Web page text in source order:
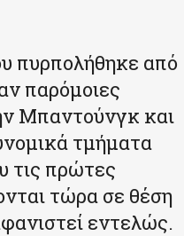
πυρπολήθηκε από
παρόμοιες
Μπαντούνγκ και
τμήματα
τις πρώτες
τώρα σε θέση
εντελώς.